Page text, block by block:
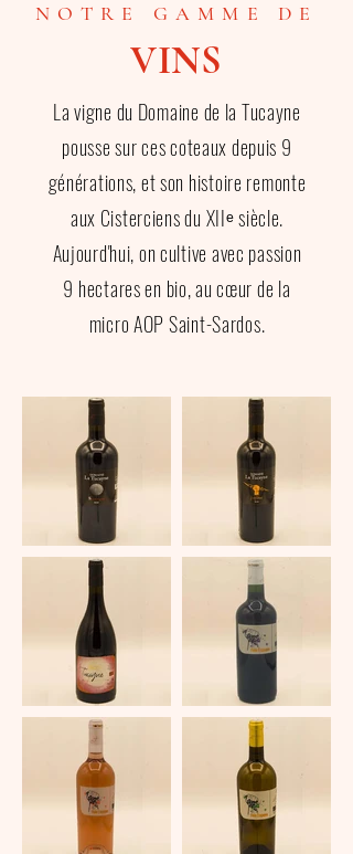
NOTRE GAMME DE
VINS
La vigne du Domaine de la Tucayne
pousse sur ces coteaux depuis 9
générations, et son histoire remonte
aux Cisterciens du XIIᵉ siècle.
Aujourd'hui, on cultive avec passion
9 hectares en bio, au cœur de la
micro AOP Saint-Sardos.